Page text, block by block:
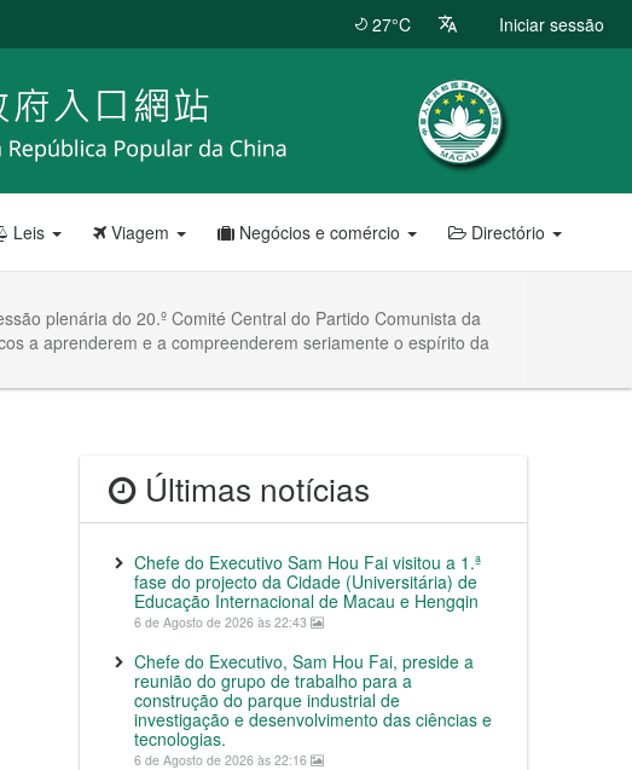
27°C Iniciar sessão
Leis Viagem Negócios e comércio Directório
plenária do 20.º Comité Central do Partido Comunista da
a aprenderem e a compreenderem seriamente o espírito da
Últimas notícias
Chefe do Executivo Sam Hou Fai visitou a 1.ª
fase do projecto da Cidade (Universitária) de
Educação Internacional de Macau e Hengqin
6 de Agosto de 2026 às 22:43
Chefe do Executivo, Sam Hou Fai, preside a
reunião do grupo de trabalho para a
construção do parque industrial de
investigação e desenvolvimento das ciências e
tecnologias.
6 de Agosto de 2026 às 22:16